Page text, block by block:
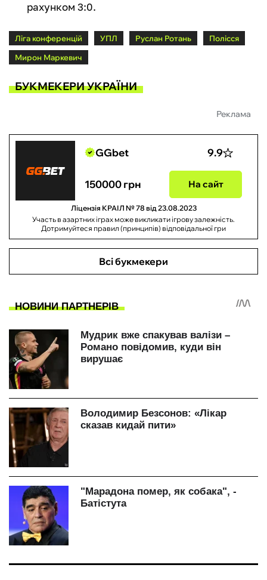
рахунком 3:0.
Ліга конференцій УПЛ Руслан Ротань
Полісся
Мирон Маркевич
БУКМЕКЕРИ УКРАЇНИ
Реклама
GGbet 9.9
150000 грн На сайт
Ліцензія КРАІЛ № 78 від 23.08.2023
Участь в азартних іграх може викликати ігрову залежність.
Дотримуйтеся правил (принципів) відповідальної гри
Всі букмекери